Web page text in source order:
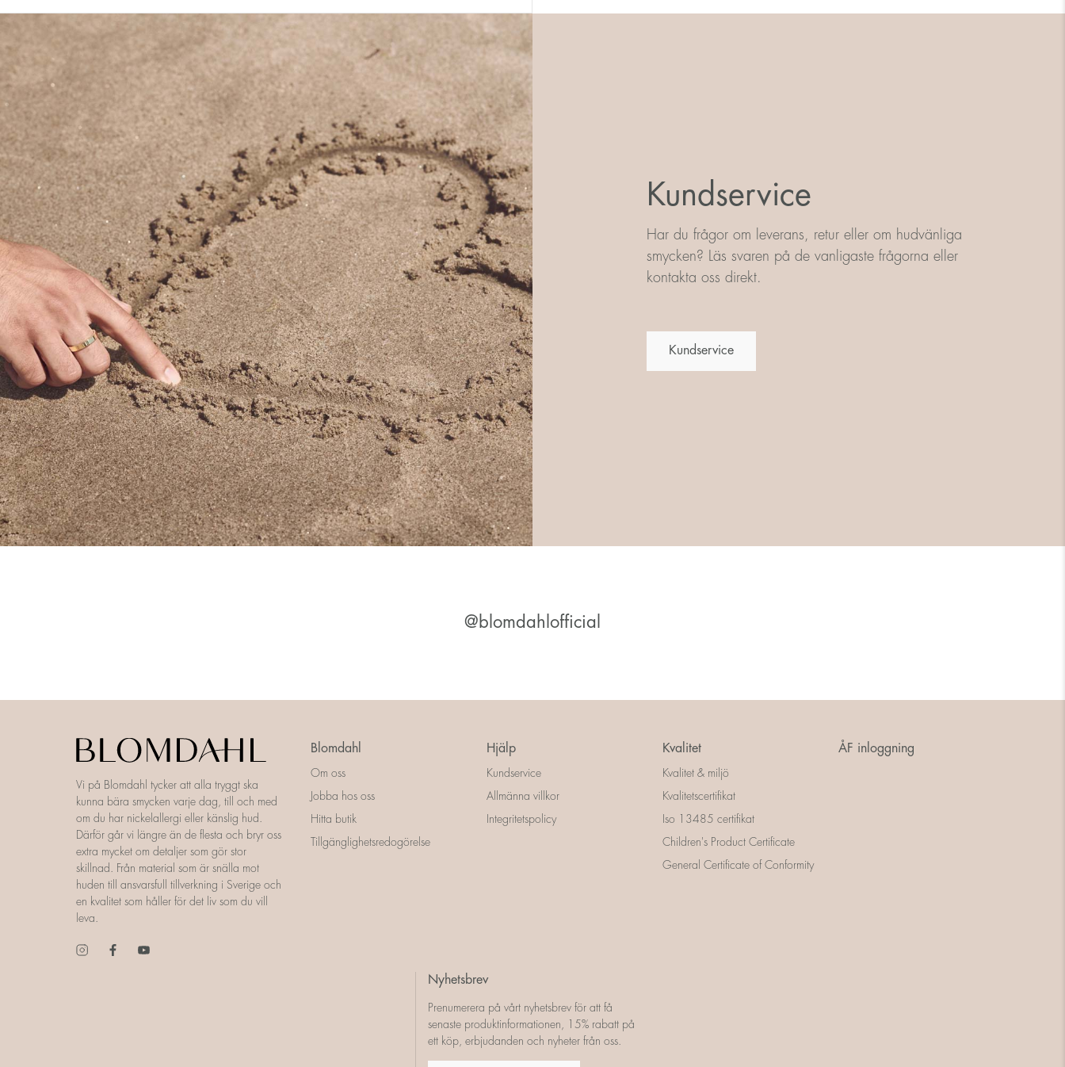
Kundservice
Har du frågor om leverans, retur eller om hudvänliga
smycken? Läs svaren på de vanligaste frågorna eller
kontakta oss direkt.
Kundservice
@blomdahlofficial
Vi på Blomdahl tycker att alla tryggt ska
kunna bära smycken varje dag, till och med
om du har nickelallergi eller känslig hud.
Därför går vi längre än de flesta och bryr oss
extra mycket om detaljer som gör stor
skillnad. Från material som är snälla mot
huden till ansvarsfull tillverkning i Sverige och
en kvalitet som håller för det liv som du vill
leva.
Blomdahl
Om oss
Jobba hos oss
Hitta butik
Tillgänglighetsredogörelse
Hjälp
Kundservice
Allmänna villkor
Integritetspolicy
Kvalitet
Kvalitet & miljö
Kvalitetscertifikat
Iso 13485 certifikat
Children's Product Certificate
General Certificate of Conformity
ÅF inloggning
Nyhetsbrev
Prenumerera på vårt nyhetsbrev för att få
senaste produktinformationen, 15% rabatt på
ett köp, erbjudanden och nyheter från oss.